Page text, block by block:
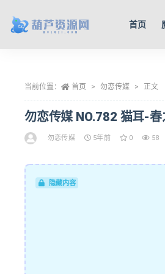
首页
当前位置： 首页 勿恋传媒 正文
勿恋传媒 NO.782 猫耳-
勿恋传媒 5年前 0 58
隐藏内容